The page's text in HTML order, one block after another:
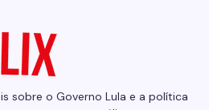
sobre o Governo Lula e a política